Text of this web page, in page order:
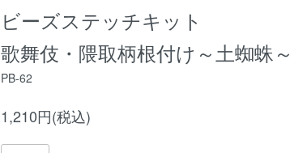
ビーズステッチキット
歌舞伎・隈取柄根付け～土蜘蛛～
PB-62
1,210円(税込)